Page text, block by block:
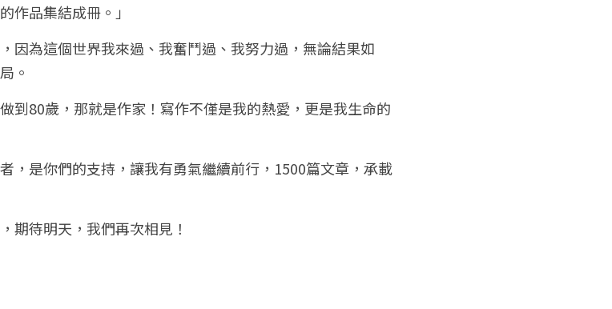
作品集結成冊。」
因為這個世界我來過、我奮鬥過、我努力過，無論結果如
。
到80歲，那就是作家！寫作不僅是我的熱愛，更是我生命的
，是你們的支持，讓我有勇氣繼續前行，1500篇文章，承載
期待明天，我們再次相見！